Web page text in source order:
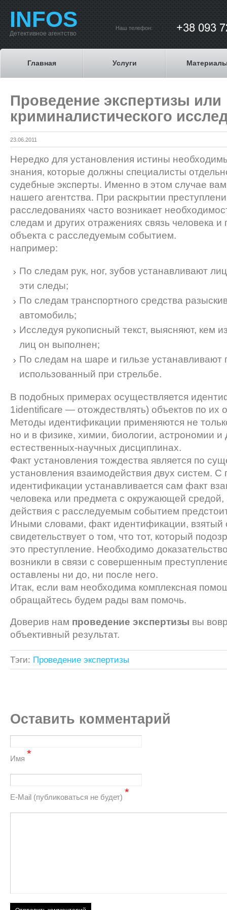
INFOS
Детективное агентство
Главная Услуги
Наш телефон:
Проведение экспертизы или
криминалистического
23.06.2011
Нередко для установления истины
знания, которые должны специалисты
судебные эксперты. Именно в этом случае вам
нашего агентства. При раскрытии
расследованиях часто возникает
следам и других отражениях связь человека и
объекта с расследуемым событием.
например:
По следам рук, ног, зубов устанавливают
эти следы;
По следам транспортного средства
автомобиль;
Исследуя рукописный текст, выясняют, кем
лиц он выполнен;
По следам на шаре и гильзе устанавливают
использованный при стрельбе.
В подобных примерах осуществляется
1identificare — отождествлять) объектов по их
Методы идентификации применяются не
но и в физике, химии, биологии, астрономии и
естественных-научных дисциплинах.
Факт установления тождества является по
установления взаимодействия двух систем.
идентификации устанавливается сам факт
человека или предмета с окружающей средой,
действия с расследуемым событием
Иными словами, факт идентификации,
свидетельствует о том, что тот, который
это преступление. Необходимо
возникли в связи с совершенным
оставлены ни до, ни после него.
Итак, если вам необходима комплексная
обращайтесь будем рады вам помочь.
Доверив нам проведение экспертизы вы
объективный результат.
Тэги: Проведение экспертизы
Оставить комментарий
Имя *
Е-Mail (публиковаться не будет) *